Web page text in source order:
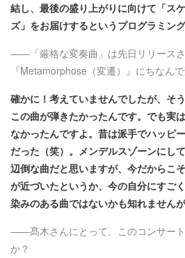
結し、最後の盛り上がりに向けて「ス
ズ」をお届けするというプログラミング
――「厳格な変奏曲」は先日リリース
『Metamorphose（変遷）』にちなん
確かに！考えていませんでしたが、そ
この曲が弾きたかったんです。でも実
なかったんですよ。昔は派手でハッピ
だった（笑）。メンデルスゾーンにし
辺倒な曲だと思いますが、今だからこ
が近づいたというか、今の自分にすご
染みのある曲ではないかも知れませんが
――髙木さんにとって、このコンサー
か？